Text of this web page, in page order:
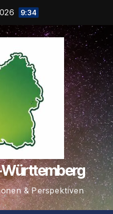
9:34
Württemberg
& Perspektiven